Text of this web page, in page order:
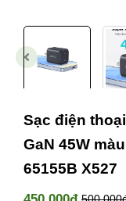
Sạc điện
GaN 45W
65155B X527